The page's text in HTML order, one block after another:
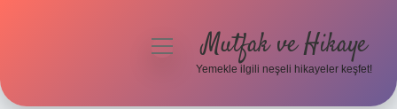
menüyüMutfak ve Hikaye
Yemekle ilgili neşeli hikayeler keşfet!